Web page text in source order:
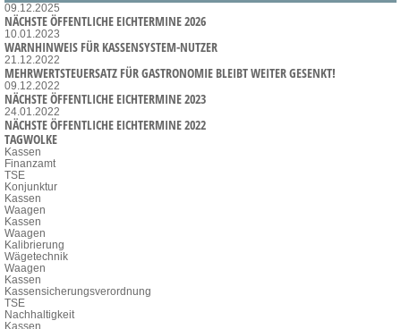
09.12.2025
NÄCHSTE ÖFFENTLICHE EICHTERMINE 2026
10.01.2023
WARNHINWEIS FÜR KASSENSYSTEM-NUTZER
21.12.2022
MEHRWERTSTEUERSATZ FÜR GASTRONOMIE BLEIBT WEITER GESENKT!
09.12.2022
NÄCHSTE ÖFFENTLICHE EICHTERMINE 2023
24.01.2022
NÄCHSTE ÖFFENTLICHE EICHTERMINE 2022
TAGWOLKE
Kassen
Finanzamt
TSE
Konjunktur
Kassen
Waagen
Kassen
Waagen
Kalibrierung
Wägetechnik
Waagen
Kassen
Kassensicherungsverordnung
TSE
Nachhaltigkeit
Kassen